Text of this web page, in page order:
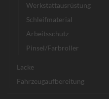
Werkstattausrüstung
Schleifmaterial
Arbeitsschutz
Pinsel/Farbroller
Lacke
Fahrzeugaufbereitung